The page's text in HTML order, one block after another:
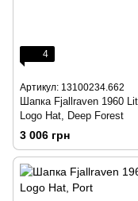
4
Артикул: 13100234.662
Шапка Fjallraven 1960
Logo Hat, Deep Forest
3 006 грн